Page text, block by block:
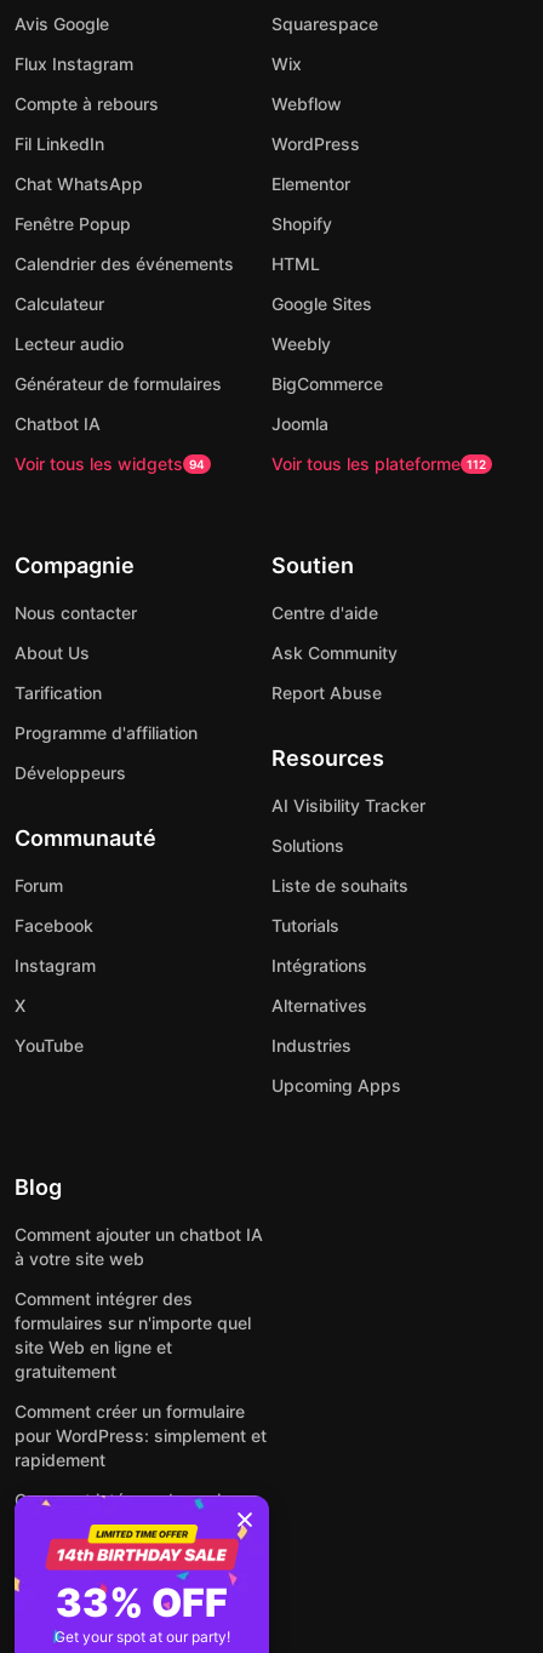
Avis Google
Flux Instagram
Compte à rebours
Fil LinkedIn
Chat WhatsApp
Fenêtre Popup
Calendrier des événements
Calculateur
Lecteur audio
Générateur de formulaires
Chatbot IA
Voir tous les widgets 94
Squarespace
Wix
Webflow
WordPress
Elementor
Shopify
HTML
Google Sites
Weebly
BigCommerce
Joomla
Voir tous les plateforme 112
Compagnie
Nous contacter
About Us
Tarification
Programme d'affiliation
Développeurs
Communauté
Forum
Facebook
Instagram
X
YouTube
Soutien
Centre d'aide
Ask Community
Report Abuse
Resources
AI Visibility Tracker
Solutions
Liste de souhaits
Tutorials
Intégrations
Alternatives
Industries
Upcoming Apps
Blog
Comment ajouter un chatbot IA
à votre site web
Comment intégrer des
formulaires sur n'importe quel
site Web en ligne et
gratuitement
Comment créer un formulaire
pour WordPress: simplement et
rapidement
Comment intégrer des avis
Google gratuitement sur un site
web
Comment intégrer une fenêtre
contextuelle sur n'importe quel
site Web
33% OFF
Get your spot at our party!